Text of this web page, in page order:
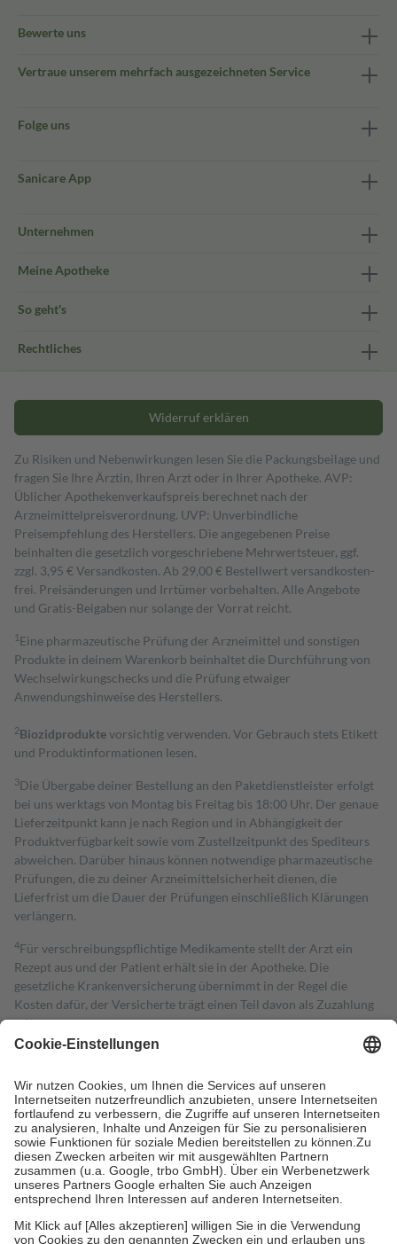
Bewerte uns
Vertraue unserem mehrfach ausgezeichneten Service
Folge uns
Sanicare App
Unternehmen
Meine Apotheke
So geht's
Rechtliches
Widerruf erklären
Zu Risiken und Nebenwirkungen lesen Sie die Packungsbeilage und
fragen Sie Ihre Ärztin, Ihren Arzt oder in Ihrer Apotheke. AVP:
Üblicher Apothekenverkaufspreis berechnet nach der
Arzneimittelpreisverordnung. UVP: Unverbindliche
Preisempfehlung des Herstellers. Die angegebenen Preise
beinhalten die gesetzlich vorgeschriebene Mehrwertsteuer, ggf.
zzgl. 3,95 € Versandkosten. Ab 29,00 € Bestell­wert versand­kosten­
frei. Preisänderungen und Irrtümer vorbehalten. Alle Angebote
und Gratis-Beigaben nur solange der Vorrat reicht.
1 Eine pharmazeutische Prüfung der Arzneimittel und sonstigen
Produkte in deinem Warenkorb beinhaltet die Durchführung von
Wechselwirkungschecks und die Prüfung etwaiger
Anwendungshinweise des Herstellers.
2Biozidproduktevorsichtig verwenden. Vor Gebrauch stets Etikett
und Produktinformationen lesen.
3Die Übergabe deiner Bestellung an den Paketdienstleister erfolgt
bei uns werktags von Montag bis Freitag bis 18:00 Uhr. Der genaue
Lieferzeitpunkt kann je nach Region und in Abhängigkeit der
Produktverfügbarkeit sowie vom Zustellzeitpunkt des Spediteurs
abweichen. Darüber hinaus können notwendige pharmazeutische
Prüfungen, die zu deiner Arzneimittelsicherheit dienen, die
Lieferfrist um die Dauer der Prüfungen einschließlich Klärungen
verlängern.
4Für verschreibungspflichtige Medikamente stellt der Arzt ein
Rezept aus und der Patient erhält sie in der Apotheke. Die
gesetzliche Krankenversicherung übernimmt in der Regel die
Kosten dafür, der Versicherte trägt einen Teil davon als Zuzahlung
mit.
Grundsätzlich leisten Mitglieder Zuzahlungen in Höhe von zehn
höchstens zehn Euro.
Es sind jedoch nie mehr als die tatsächlichen
Kosten der Leistung zu entrichten.
Diese Regeln gelten grundsätzlich auch für Online-Apotheken.
Bei Heilmitteln und häuslicher Krankenpflege beträgt die
Zuzahlung zehn Prozent der Kosten sowie zehn Euro je
Verordnung.
Um das Engagement der Versicherten für ihre eigene Gesundheit zu
stärken und die besondere Stellung der Familie zu unterstützen,
fallenkeine Zuzahlungenan bei: